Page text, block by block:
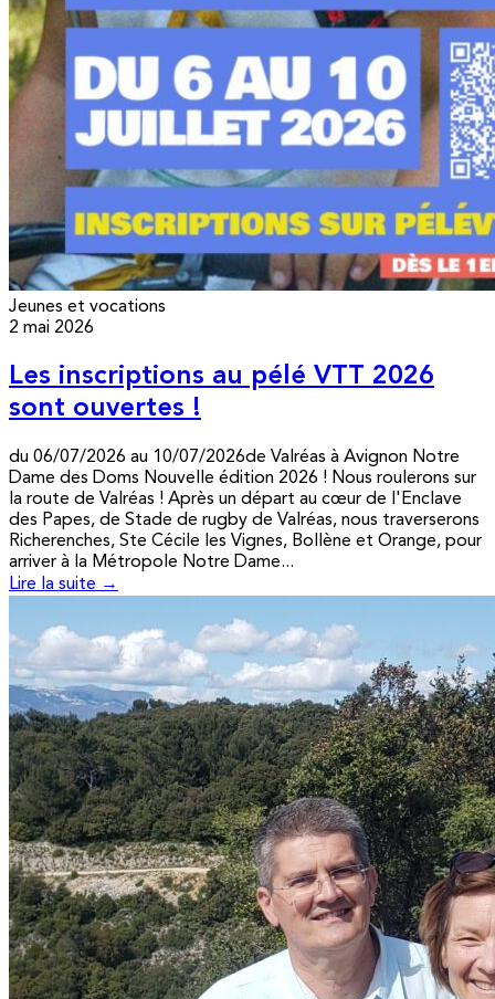
Jeunes et vocations
2 mai 2026
Les inscriptions au pélé VTT 2026
sont ouvertes !
du 06/07/2026 au 10/07/2026de Valréas à Avignon Notre
Dame des Doms Nouvelle édition 2026 ! Nous roulerons sur
la route de Valréas ! Après un départ au cœur de l'Enclave
des Papes, de Stade de rugby de Valréas, nous traverserons
Richerenches, Ste Cécile les Vignes, Bollène et Orange, pour
arriver à la Métropole Notre Dame...
Lire la suite →